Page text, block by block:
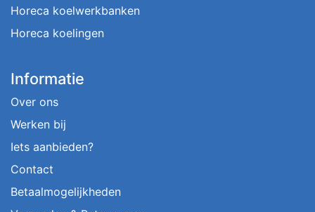
Horeca koelwerkbanken
Horeca koelingen
Informatie
Over ons
Werken bij
Iets aanbieden?
Contact
Betaalmogelijkheden